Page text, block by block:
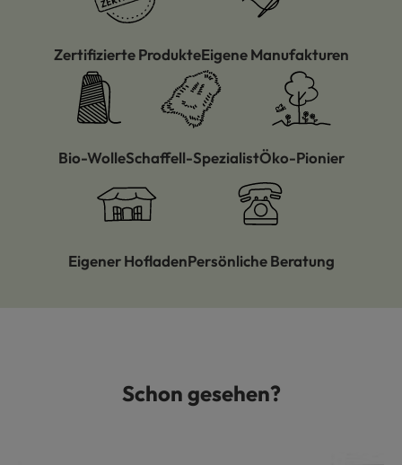
Zertifizierte ProdukteEigene Manufakturen
Bio-WolleSchaffell-SpezialistÖko-Pionier
Eigener HofladenPersönliche Beratung
Produktgalerie überspringenSchon gesehen?